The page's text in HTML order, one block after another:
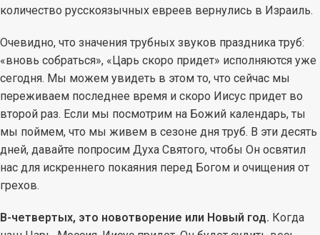
количество русскоязычных евреев вернулись в Израиль.
Очевидно, что значения трубных звуков праздника труб:
«вновь собраться», «Царь скоро придет» исполняются уже
сегодня. Мы можем увидеть в этом то, что сейчас мы
переживаем последнее время и скоро Иисус придет во
второй раз. Если мы посмотрим на Божий календарь, ты
мы поймем, что мы живем в сезоне дня труб. В эти десять
дней, давайте попросим Духа Святого, чтобы Он освятил
нас для искреннего покаяния перед Богом и очищения от
грехов.
В-четвертых, это новотворение или Новый год. Когда